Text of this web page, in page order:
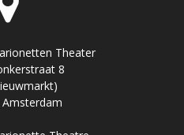
Theater
8
Amsterdam